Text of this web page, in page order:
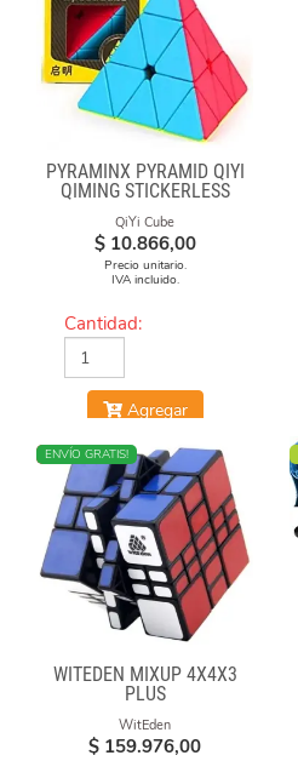
PYRAMINX PYRAMID QIYI
QIMING STICKERLESS
QiYi Cube
$ 10.866,00
Precio unitario.
IVA incluido.
Cantidad:
Agregar
NUEVO
ENVÍO GRATIS!
WITEDEN MIXUP 4X4X3
PLUS
WitEden
$ 159.976,00